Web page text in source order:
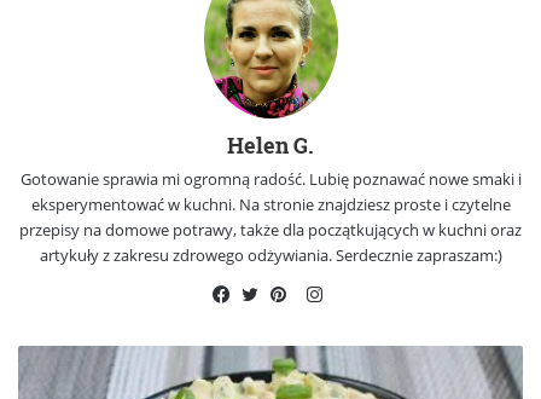
Helen G.
Gotowanie sprawia mi ogromną radość. Lubię poznawać nowe smaki i
eksperymentować w kuchni. Na stronie znajdziesz proste i czytelne
przepisy na domowe potrawy, także dla początkujących w kuchni oraz
artykuły z zakresu zdrowego odżywiania. Serdecznie zapraszam:)
Instagram